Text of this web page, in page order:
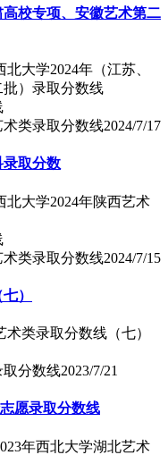
校专项、安徽艺术第二
大学2024年（江苏、
）录取分数线
术类录取分数线2024/7/17
录取分数
北大学2024年陕西艺术
术类录取分数线2024/7/15
）
类录取分数线（七）
取分数线2023/7/21
愿录取分数线
年西北大学湖北艺术